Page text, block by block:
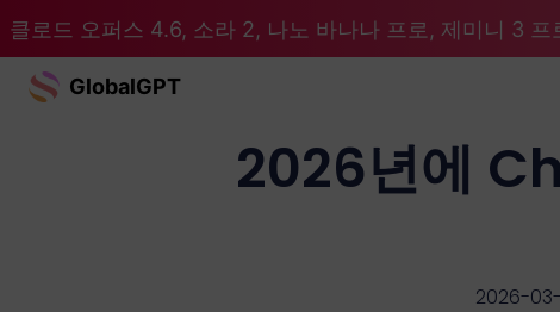
클로드 오퍼스 4.6, 소라 2, 나노 바나나 프로, 제미니 3
GlobalGPT
2026년에
2026-